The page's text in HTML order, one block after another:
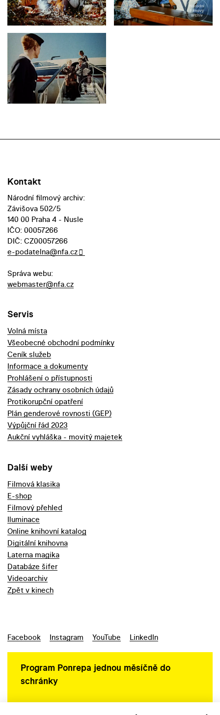
Kontakt
Národní filmový archiv:
Závišova 502/5
140 00 Praha 4 - Nusle
IČO: 00057266
DIČ: CZ00057266
e-podatelna@nfa.cz
Správa webu:
webmaster@nfa.cz
Servis
Volná místa
Všeobecné obchodní podmínky
Ceník služeb
Informace a dokumenty
Prohlášení o přístupnosti
Zásady ochrany osobních údajů
Protikorupční opatření
Plán genderové rovnosti (GEP)
Výpůjční řád 2023
Aukční vyhláška - movitý majetek
Další weby
Filmová klasika
E-shop
Filmový přehled
Iluminace
Online knihovní katalog
Digitální knihovna
Laterna magika
Databáze šifer
Videoarchiv
Zpět v kinech
Facebook Instagram YouTube LinkedIn
Program Ponrepa jednou měsíčně do
schránky